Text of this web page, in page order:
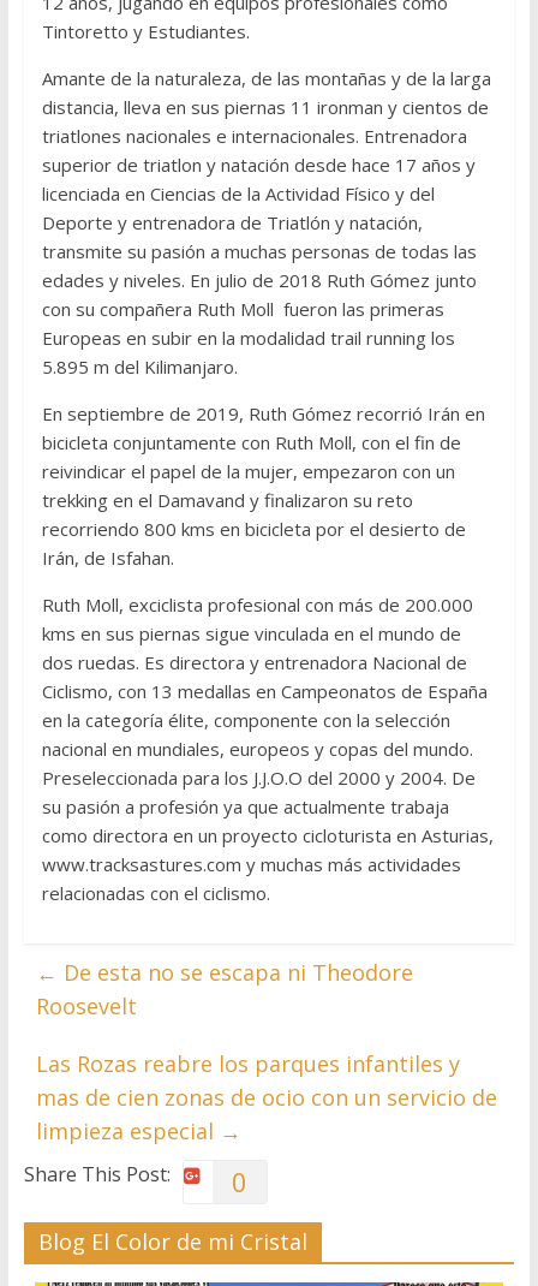
Tintoretto y Estudiantes.
Amante de la naturaleza, de las montañas y de la larga
distancia, lleva en sus piernas 11 ironman y cientos de
triatlones nacionales e internacionales. Entrenadora
superior de triatlon y natación desde hace 17 años y
licenciada en Ciencias de la Actividad Físico y del
Deporte y entrenadora de Triatlón y natación,
transmite su pasión a muchas personas de todas las
edades y niveles. En julio de 2018 Ruth Gómez junto
con su compañera Ruth Moll fueron las primeras
Europeas en subir en la modalidad trail running los
5.895 m del Kilimanjaro.
En septiembre de 2019, Ruth Gómez recorrió Irán en
bicicleta conjuntamente con Ruth Moll, con el fin de
reivindicar el papel de la mujer, empezaron con un
trekking en el Damavand y finalizaron su reto
recorriendo 800 kms en bicicleta por el desierto de
Irán, de Isfahan.
Ruth Moll, exciclista profesional con más de 200.000
kms en sus piernas sigue vinculada en el mundo de
dos ruedas. Es directora y entrenadora Nacional de
Ciclismo, con 13 medallas en Campeonatos de España
en la categoría élite, componente con la selección
nacional en mundiales, europeos y copas del mundo.
Preseleccionada para los J.J.O.O del 2000 y 2004. De
su pasión a profesión ya que actualmente trabaja
como directora en un proyecto cicloturista en Asturias,
www.tracksastures.com y muchas más actividades
relacionadas con el ciclismo.
← De esta no se escapa ni Theodore
Roosevelt
Las Rozas reabre los parques infantiles y
mas de cien zonas de ocio con un servicio de
limpieza especial →
Share This Post: 0
Blog El Color de mi Cristal